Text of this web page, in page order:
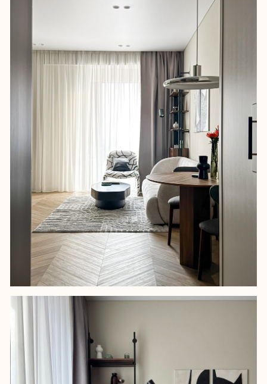
районе с развитой инфраструктурой
и большим количеством зеленых
зон. Поблизости много колледжей и
доступность. До метро